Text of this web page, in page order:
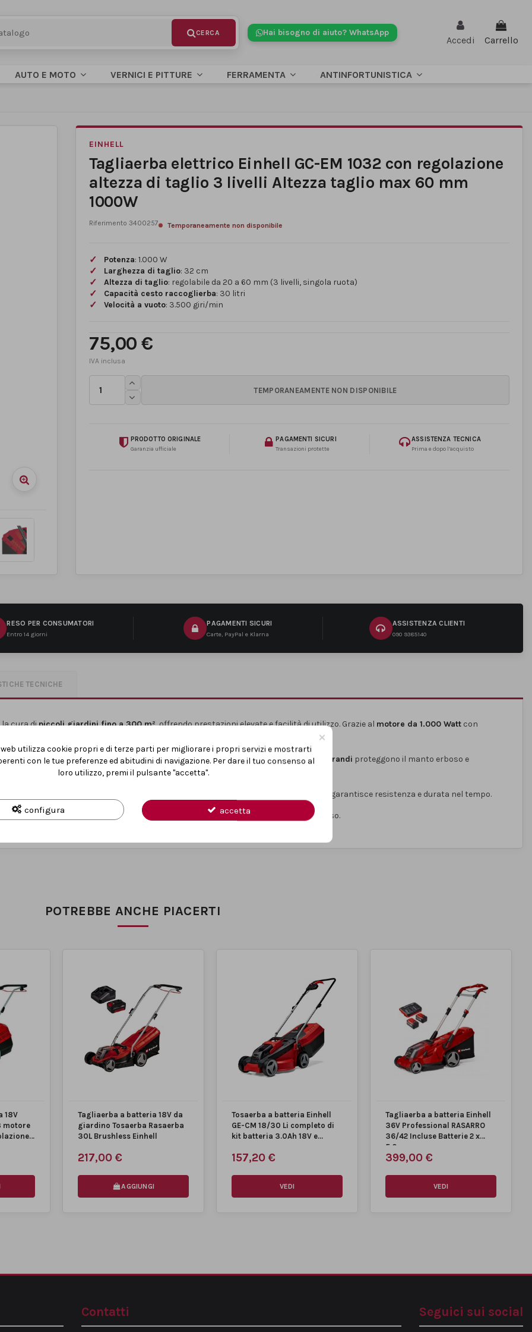
Hai bisogno di aiuto? WhatsApp
Accedi Carrello
AUTO E MOTO VERNICI E PITTURE FERRAMENTA ANTINFORTUNISTICA
EINHELL
Tagliaerba elettrico Einhell GC-EM 1032 con regolazione
altezza di taglio 3 livelli Altezza taglio max 60 mm
1000W
Riferimento 3400257 Temporaneamente non disponibile
Potenza: 1.000 W
Larghezza di taglio: 32 cm
Altezza di taglio: regolabile da 20 a 60 mm (3 livelli, singola ruota)
Capacità cesto raccoglierba: 30 litri
Velocità a vuoto: 3.500 giri/min
75,00 €
PRODOTTO ORIGINALE
Garanzia ufficiale
PAGAMENTI SICURI
Transazioni protette
ASSISTENZA TECNICA
Prima e dopo l’acquisto
RESO PER CONSUMATORI
Entro 14 giorni
PAGAMENTI SICURI
Carte, PayPal e Klarna
ASSISTENZA CLIENTI
090 9385140
TECNICHE
la cura dipiccoli giardini fino a 300 m², offrendo prestazioni elevate e facilità di utilizzo. Grazie al motore da 1.000 Watt con
ruota permette di adattare la falciatura alle diverse condizioni del prato. Leruote grandi proteggono il manto erboso e
senza frequenti svuotamenti, mentre la garantisce resistenza e durata nel tempo.
e ilsistema di fissaggio del cavo previene danni o sganci accidentali durante l’uso.
POTREBBE ANCHE PIACERTI
18V
motore
Tagliaerba a batteria 18V da
giardino Tosaerba Rasaerba
30L Brushless Einhell
217,00 €
AGGIUNGI
Tosaerba a batteria Einhell
GE-CM 18/30 Li completo di
kit batteria 3.0Ah 18V e...
157,20 €
VEDI
Tagliaerba a batteria Einhell
36V Professional RASARRO
36/42 Incluse Batterie 2 x
5,2...
399,00 €
VEDI
Contatti Seguici sui social
×
utilizza cookie propri e di terze parti per migliorare i propri servizi e mostrarti
con le tue preferenze ed abitudini di navigazione. Per dare il tuo consenso al
loro utilizzo, premi il pulsante "accetta".
configura accetta